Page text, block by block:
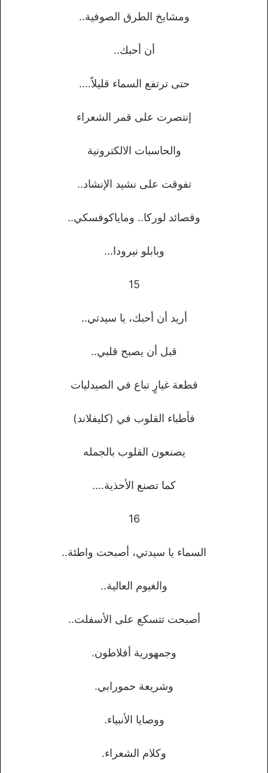
ومشايخ الطرق الصوفية..
أن أحبك..
حتى ترتفع السماء قليلاً….
إنتصرت على قمر الشعراء
والحاسبات الالكترونية
تفوقت على نشيد الإنشاد..
وقصائد لوركا.. وماياكوفسكي..
وبابلو نيرودا…
15
أريد أن أحبك، يا سيدتي..
قبل أن يصبح قلبي..
قطعة غيارٍ تباع في الصيدليات
فأطباء القلوب في (كليفلاند)
يصنعون القلوب بالجمله
كما تصنع الأحذية….
16
السماء يا سيدتي، أصبحت واطئة..
والغيوم العالية..
أصبحت تتسكع على الأسفلت..
وجمهورية أفلاطون.
وشريعة حمورابي.
ووصايا الأنبياء.
وكلام الشعراء.